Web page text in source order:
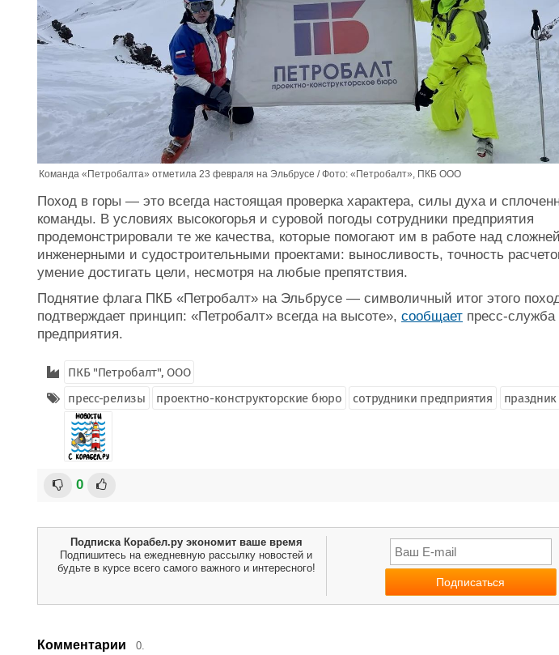
Команда «Петробалта» отметила 23 февраля на Эльбрусе / Фото: «Петробалт», ПКБ ООО
Поход в горы — это всегда настоящая проверка характера, силы духа и
команды. В условиях высокогорья и суровой погоды сотрудники предприятия
продемонстрировали те же качества, которые помогают им в работе над
инженерными и судостроительными проектами: выносливость, точность
умение достигать цели, несмотря на любые препятствия.
Поднятие флага ПКБ «Петробалт» на Эльбрусе — символичный итог этого
подтверждает принцип: «Петробалт» всегда на высоте», сообщает пресс-служба
предприятия.
ПКБ "Петробалт", ООО
пресс-релизы
проектно-конструкторские бюро сотрудники предприятия праздник
0
Подписка Корабел.ру экономит ваше время
Подпишитесь на ежедневную рассылку новостей и
будьте в курсе всего самого важного и интересного!
Комментарии 0.